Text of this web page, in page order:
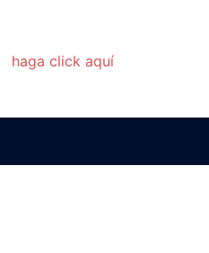
haga click aquí